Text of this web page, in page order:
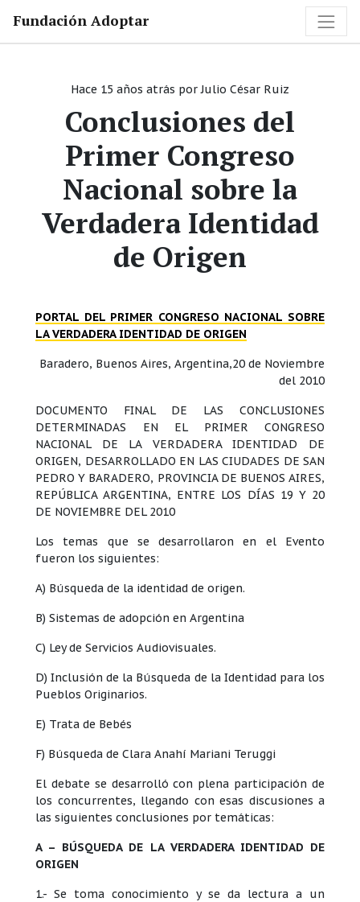
Fundación Adoptar
Hace 15 años atrás porJulio César Ruiz
Conclusiones del
Primer Congreso
Nacional sobre la
Verdadera Identidad
de Origen
PORTAL DEL PRIMER CONGRESO NACIONAL SOBRE
LA VERDADERA IDENTIDAD DE ORIGEN
Baradero, Buenos Aires, Argentina,20 de Noviembre
del 2010
DOCUMENTO FINAL DE LAS CONCLUSIONES
DETERMINADAS EN EL PRIMER CONGRESO
NACIONAL DE LA VERDADERA IDENTIDAD DE
ORIGEN, DESARROLLADO EN LAS CIUDADES DE SAN
PEDRO Y BARADERO, PROVINCIA DE BUENOS AIRES,
REPÚBLICA ARGENTINA, ENTRE LOS DÍAS 19 Y 20
DE NOVIEMBRE DEL 2010
Los temas que se desarrollaron en el Evento
fueron los siguientes:
A) Búsqueda de la identidad de origen.
B) Sistemas de adopción en Argentina
C) Ley de Servicios Audiovisuales.
D) Inclusión de la Búsqueda de la Identidad para los
Pueblos Originarios.
E) Trata de Bebés
F) Búsqueda de Clara Anahí Mariani Teruggi
El debate se desarrolló con plena participación de
los concurrentes, llegando con esas discusiones a
las siguientes conclusiones por temáticas:
A – BÚSQUEDA DE LA VERDADERA IDENTIDAD DE
ORIGEN
1.- Se toma conocimiento y se da lectura a un